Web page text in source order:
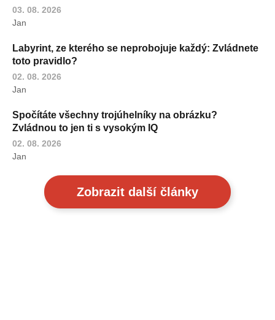
03. 08. 2026
Jan
Labyrint, ze kterého se neprobojuje každý: Zvládnete
toto pravidlo?
02. 08. 2026
Jan
Spočítáte všechny trojúhelníky na obrázku?
Zvládnou to jen ti s vysokým IQ
02. 08. 2026
Jan
Zobrazit další články